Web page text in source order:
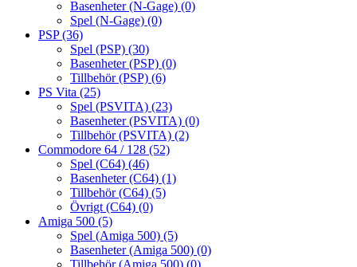
Basenheter (N-Gage) (0)
Spel (N-Gage) (0)
PSP(36)
Spel (PSP) (30)
Basenheter (PSP) (0)
Tillbehör (PSP) (6)
PS Vita (25)
Spel (PSVITA) (23)
Basenheter (PSVITA) (0)
Tillbehör (PSVITA) (2)
Commodore 64 / 128 (52)
Spel (C64) (46)
Basenheter (C64) (1)
Tillbehör (C64) (5)
Övrigt (C64) (0)
Amiga 500 (5)
Spel (Amiga 500) (5)
Basenheter (Amiga 500) (0)